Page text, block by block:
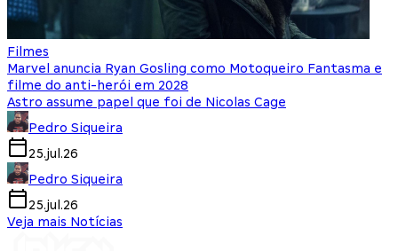
Filmes
Marvel anuncia Ryan Gosling como Motoqueiro Fantasma e
filme do anti-herói em 2028
Astro assume papel que foi de Nicolas Cage
Pedro Siqueira
25.jul.26
Pedro Siqueira
25.jul.26
Veja mais Notícias